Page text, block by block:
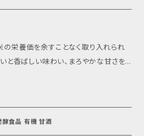
産自社有機栽培) 内容量： 200g 賞
がり下さい。
20/135816 -------------------- 原材
酵食品 有機 甘酒